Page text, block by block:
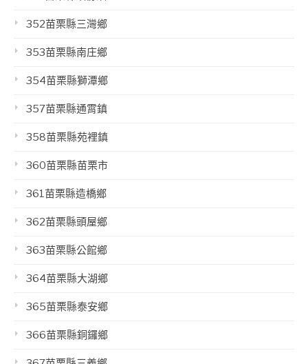
352苗栗縣三灣鄉
353苗栗縣南庄鄉
354苗栗縣獅潭鄉
357苗栗縣通霄鎮
358苗栗縣苑裡鎮
360苗栗縣苗栗市
361苗栗縣造橋鄉
362苗栗縣頭屋鄉
363苗栗縣公館鄉
364苗栗縣大湖鄉
365苗栗縣泰安鄉
366苗栗縣銅鑼鄉